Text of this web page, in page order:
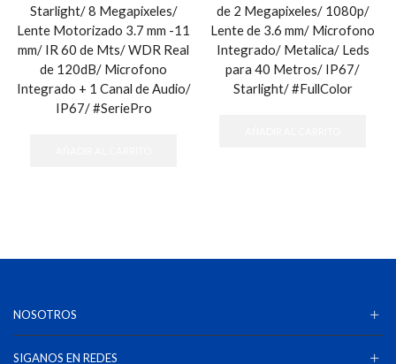
Starlight/ 8 Megapixeles/
Lente Motorizado 3.7 mm -11
mm/ IR 60 de Mts/ WDR Real
de 120dB/ Microfono
Integrado + 1 Canal de Audio/
IP67/ #SeriePro
de 2 Megapixeles/ 1080p/
Lente de 3.6 mm/ Microfono
Integrado/ Metalica/ Leds
para 40 Metros/ IP67/
Starlight/ #FullColor
NOSOTROS
SIGANOS EN REDES